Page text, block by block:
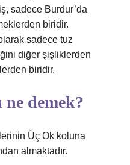
sadece Burdur’da
biridir.
sadece tuz
diğer şişliklerden
biridir.
ne demek?
Üç Ok koluna
almaktadır.